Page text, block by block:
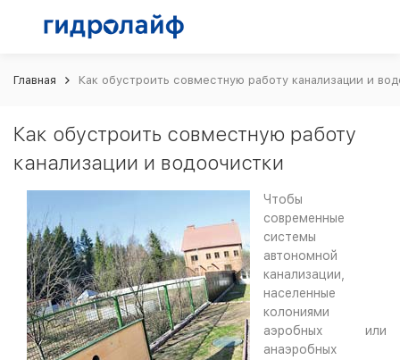
Главная Как обустроить совместную работу канализации и
Как обустроить совместную работу
канализации и водоочистки
Чтобы
современные
системы
автономной
канализации,
населенные
колониями
аэробных или
анаэробных